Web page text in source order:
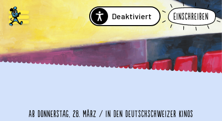
Deaktiviert Einschreiben
Ab Donnerstag, 28. März / in den Deutschschweizer Kinos